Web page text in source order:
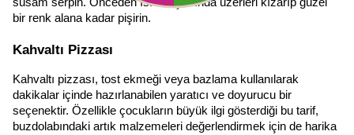
susam serpin. Önceden ısıtılmış fırında üzerleri kızarıp güzel
bir renk alana kadar pişirin.
Kahvaltı Pizzası
Kahvaltı pizzası, tost ekmeği veya bazlama kullanılarak
dakikalar içinde hazırlanabilen yaratıcı ve doyurucu bir
seçenektir. Özellikle çocukların büyük ilgi gösterdiği bu tarif,
buzdolabındaki artık malzemeleri değerlendirmek için de harika